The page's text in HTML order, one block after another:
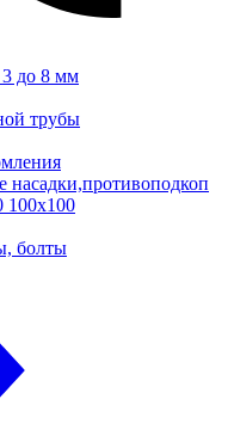
3 до 8 мм
трубы
насадки,противоподкоп
100х100
болты